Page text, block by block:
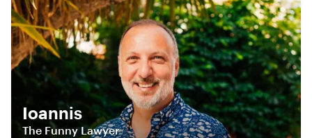
Ioannis
The Funny Lawyer